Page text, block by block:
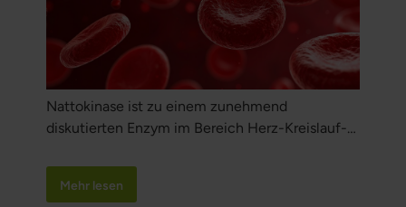
Nattokinase ist zu einem zunehmend
diskutierten Enzym im Bereich Herz-Kreislauf-
geworden. Das Interesse beruht unter anderem
darauf, dass Nattokinase in Studien die
Mehr lesen